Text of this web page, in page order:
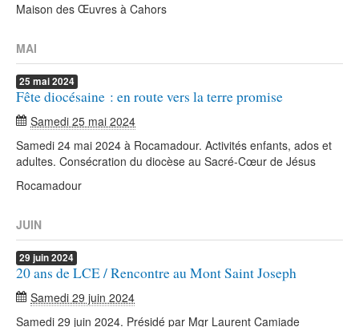
Maison des Œuvres à Cahors
MAI
25 mai2024
Fête diocésaine : en route vers la terre promise
Samedi 25 mai 2024
Samedi 24 mai 2024 à Rocamadour. Activités enfants, ados et
adultes. Consécration du diocèse au Sacré-Cœur de Jésus
Rocamadour
JUIN
29 juin2024
20 ans de LCE / Rencontre au Mont Saint Joseph
Samedi 29 juin 2024
Samedi 29 juin 2024. Présidé par Mgr Laurent Camiade